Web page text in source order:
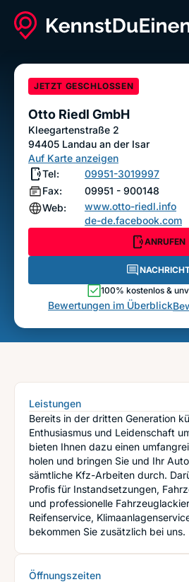
Otto Riedl
ANRUFEN
Bewertung
JETZT GESCHLOSSEN
Otto Riedl GmbH
Kleegartenstraße 2
94405 Landau an der Isar
Auf Karte anzeigen
Tel:
09951-3019997
Fax:
09951 - 900148
Web:
www.otto-riedl.info
de-de.facebook.com
ANRUFEN
100% kostenlos &
Bewertungen im Überblick
Leistungen
Bereits in der dritten Generation
Enthusiasmus und Leidenschaft
bieten Ihnen dazu einen
holen und bringen Sie und Ihr
sämtliche Kfz-Arbeiten durch.
Profis für Instandsetzungen,
und professionelle
Reifenservice,
bekommen Sie zusätzlich bei uns.
Öffnungszeiten